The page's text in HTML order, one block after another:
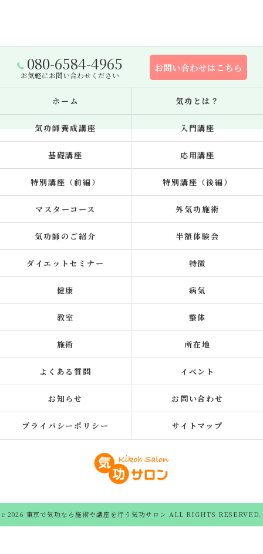
080-6584-4965
お気軽にお問い合わせください
お問い合わせはこちら
ホーム 気功とは？
気功師養成講座 入門講座
基礎講座 応用講座
特別講座（前編） 特別講座（後編）
マスターコース 外気功施術
気功師のご紹介 半額体験会
ダイエットセミナー 特徴
健康 病気
教室 整体
施術 所在地
よくある質問 イベント
お知らせ お問い合わせ
プライバシーポリシー サイトマップ
c 2026 東京で気功なら施術や講座を行う気功サロン ALL RIGHTS RESERVED.